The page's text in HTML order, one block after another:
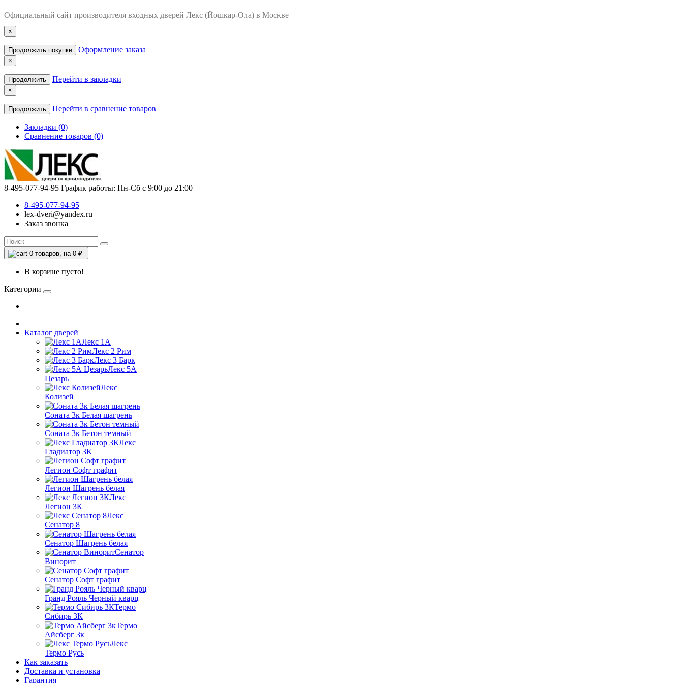
Официальный сайт производителя входных дверей Лекс (Йошкар-Ола) в Москве
×
Продолжить покупки Оформление заказа
×
Продолжить Перейти в закладки
×
Продолжить Перейти в сравнение товаров
Закладки (0)
Сравнение товаров (0)
8-495-077-94-95 График работы: Пн-Сб с 9:00 до 21:00
8-495-077-94-95
lex-dveri@yandex.ru
Заказ звонка
0 товаров, на 0 ₽
В корзине пусто!
Категории
Каталог дверей
Лекс 1А
Лекс 2 Рим
Лекс 3 Барк
Лекс 5А
Цезарь
Лекс
Колизей
Соната 3к Белая шагрень
Соната 3к Бетон темный
Лекс
Гладиатор 3К
Легион Софт графит
Легион Шагрень белая
Лекс
Легион 3К
Лекс
Сенатор 8
Сенатор Шагрень белая
Сенатор
Винорит
Сенатор Софт графит
Гранд Рояль Черный кварц
Термо
Сибирь 3К
Термо
Айсберг 3к
Лекс
Термо Русь
Как заказать
Доставка и установка
Гарантия